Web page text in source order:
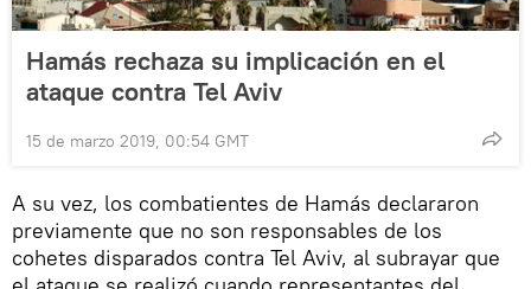
Hamás rechaza su implicación en el
ataque contra Tel Aviv
15 de marzo 2019, 00:54 GMT
A su vez, los combatientes de Hamás declararon
previamente que no son responsables de los
cohetes disparados contra Tel Aviv, al subrayar que